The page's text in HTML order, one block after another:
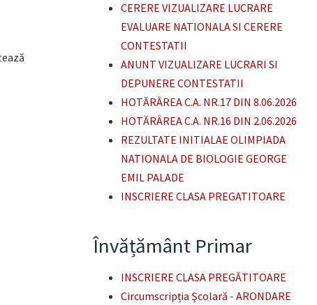
CERERE VIZUALIZARE LUCRARE
EVALUARE NATIONALA SI CERERE
CONTESTATII
ANUNT VIZUALIZARE LUCRARI SI
DEPUNERE CONTESTATII
HOTĂRÂREA C.A. NR.17 DIN 8.06.2026
HOTĂRÂREA C.A. NR.16 DIN 2.06.2026
REZULTATE INITIALAE OLIMPIADA
NATIONALA DE BIOLOGIE GEORGE
EMIL PALADE
INSCRIERE CLASA PREGATITOARE
Învățământ Primar
INSCRIERE CLASA PREGĂTITOARE
Circumscripția Şcolară - ARONDARE